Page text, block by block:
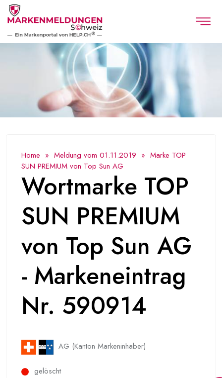
Home » Meldung vom 01.11.2019 » Marke TOP
SUN PREMIUM von Top Sun AG
Wortmarke TOP
SUN PREMIUM
von Top Sun AG
- Markeneintrag
Nr. 590914
AG (Kanton Markeninhaber)
gelöscht